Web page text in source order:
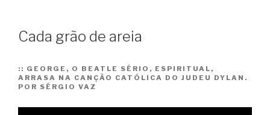
Cada grão de areia
:: GEORGE, O BEATLE SÉRIO, ESPIRITUAL,
ARRASA NA CANÇÃO CATÓLICA DO JUDEU DYLAN.
POR SÉRGIO VAZ